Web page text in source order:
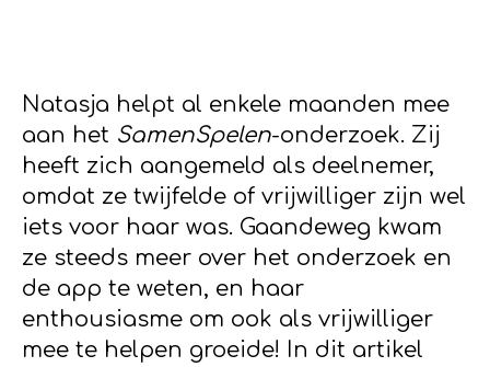
Natasja helpt al enkele maanden mee
aan het SamenSpelen-onderzoek. Zij
heeft zich aangemeld als deelnemer,
omdat ze twijfelde of vrijwilliger zijn wel
iets voor haar was. Gaandeweg kwam
ze steeds meer over het onderzoek en
de app te weten, en haar
enthousiasme om ook als vrijwilliger
mee te helpen groeide! In dit artikel